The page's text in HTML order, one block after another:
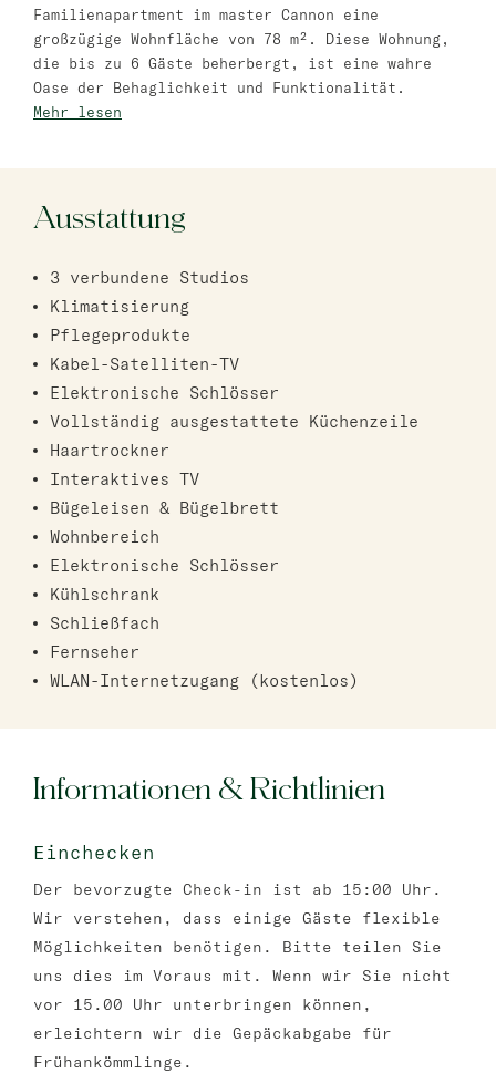
master Shenkin
Mazeh Tel Aviv
Bat Jam
Familienapartment im master Cannon eine
großzügige Wohnfläche von 78 m². Diese Wohnung,
die bis zu 6 Gäste beherbergt, ist eine wahre
Oase der Behaglichkeit und Funktionalität.
Mehr lesen
Ausstattung
3 verbundene Studios
Klimatisierung
Pflegeprodukte
Kabel-Satelliten-TV
Elektronische Schlösser
Vollständig ausgestattete Küchenzeile
Haartrockner
Interaktives TV
Bügeleisen & Bügelbrett
Wohnbereich
Elektronische Schlösser
Kühlschrank
Schließfach
Fernseher
WLAN-Internetzugang (kostenlos)
Informationen & Richtlinien
Einchecken
Der bevorzugte Check-in ist ab 15:00 Uhr.
Wir verstehen, dass einige Gäste flexible
Möglichkeiten benötigen. Bitte teilen Sie
uns dies im Voraus mit. Wenn wir Sie nicht
vor 15.00 Uhr unterbringen können,
erleichtern wir die Gepäckabgabe für
Frühankömmlinge.